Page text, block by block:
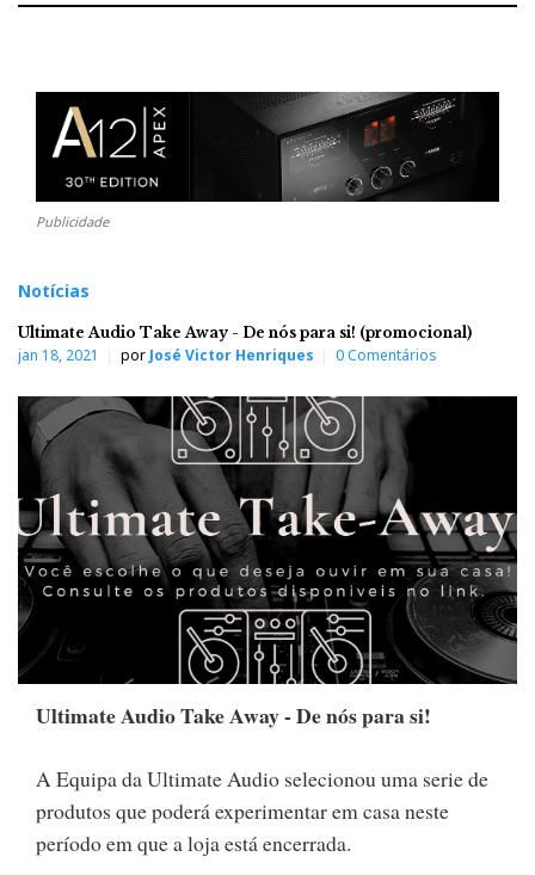
Publicidade
Notícias
Ultimate Audio Take Away - De nós para si! (promocional)
jan 18, 2021 por José Victor Henriques 0 Comentários
Ultimate Audio Take Away - De nós para si!
A Equipa da Ultimate Audio selecionou uma serie de
produtos que poderá experimentar em casa neste
período em que a loja está encerrada.